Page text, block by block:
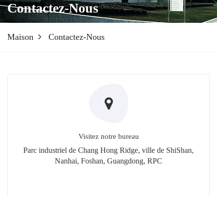
Contactez-Nous
Maison Contactez-Nous
Visitez notre bureau
Parc industriel de Chang Hong Ridge, ville de ShiShan,
Nanhai, Foshan, Guangdong, RPC